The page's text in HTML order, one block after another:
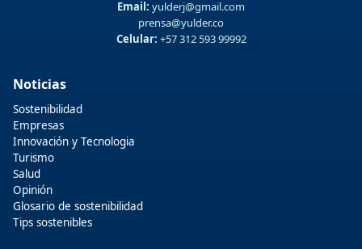
Email: yulderj@gmail.com
prensa@yulder.co
Celular: +57 312 593 99992
Noticias
Sostenibilidad
Empresas
Innovación y Tecnologia
Turismo
Salud
Opinión
Glosario de sostenibilidad
Tips sostenibles